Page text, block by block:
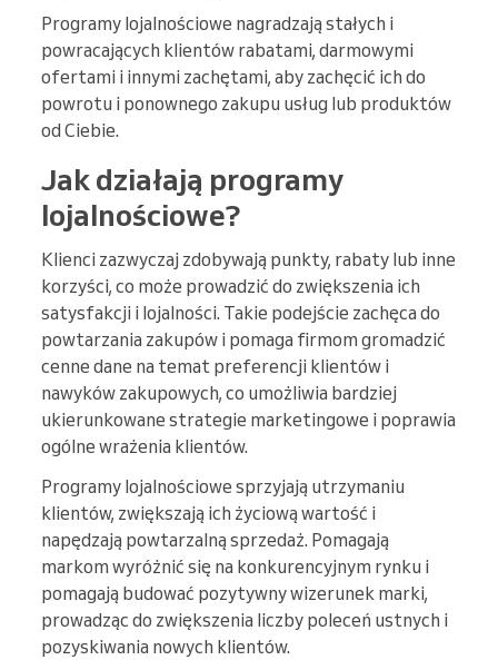
Programy lojalnościowe nagradzają stałych i
powracających klientów rabatami, darmowymi
ofertami i innymi zachętami, aby zachęcić ich do
powrotu i ponownego zakupu usług lub produktów
od Ciebie.
Jak działają programy
lojalnościowe?
Klienci zazwyczaj zdobywają punkty, rabaty lub inne
korzyści, co może prowadzić do zwiększenia ich
satysfakcji i lojalności. Takie podejście zachęca do
powtarzania zakupów i pomaga firmom gromadzić
cenne dane na temat preferencji klientów i
nawyków zakupowych, co umożliwia bardziej
ukierunkowane strategie marketingowe i poprawia
ogólne wrażenia klientów.
Programy lojalnościowe sprzyjają utrzymaniu
klientów, zwiększają ich życiową wartość i
napędzają powtarzalną sprzedaż. Pomagają
markom wyróżnić się na konkurencyjnym rynku i
pomagają budować pozytywny wizerunek marki,
prowadząc do zwiększenia liczby poleceń ustnych i
pozyskiwania nowych klientów.